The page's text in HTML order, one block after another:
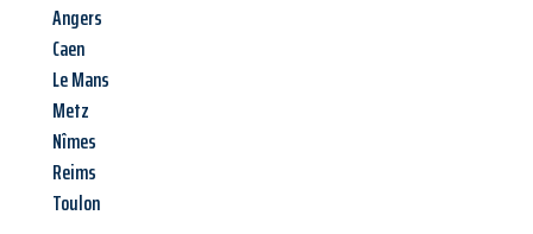
Angers
Caen
Le Mans
Metz
Nîmes
Reims
Toulon